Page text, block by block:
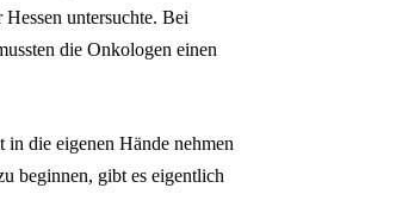
untersuchte. Bei
die Onkologen einen
in die eigenen Hände nehmen
beginnen, gibt es eigentlich